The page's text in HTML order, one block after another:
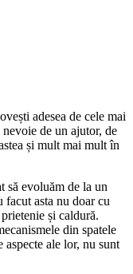
adesea de cele mai
de un ajutor, de
și mult mai mult în
să evoluăm de la un
facut asta nu doar cu
și caldură.
din spatele
ale lor, nu sunt